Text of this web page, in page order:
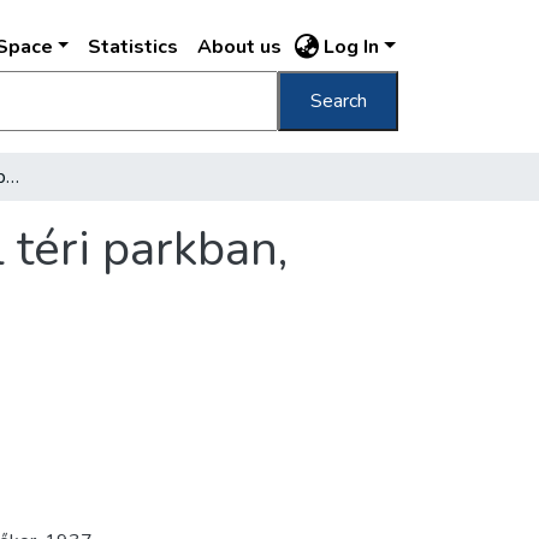
Statistics About us Log In
Search
[Paleolit-kori leletek a tabáni Szebeni Antal téri parkban, 1937. augusztus]
parkban,